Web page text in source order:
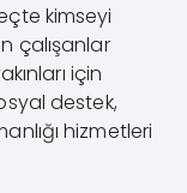
kimseyi
çalışanlar
için
destek,
hizmetleri